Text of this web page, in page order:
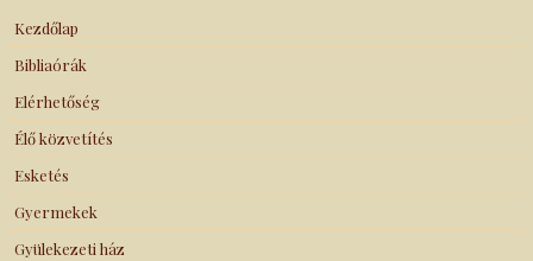
Kezdőlap
Bibliaórák
Elérhetőség
Élő közvetítés
Esketés
Gyermekek
Gyülekezeti ház